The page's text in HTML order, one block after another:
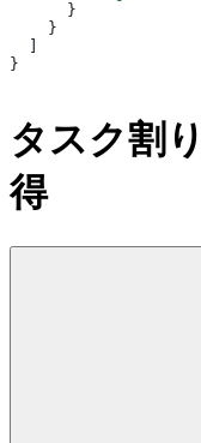
      }
    }
  ]
}
タスク割
得